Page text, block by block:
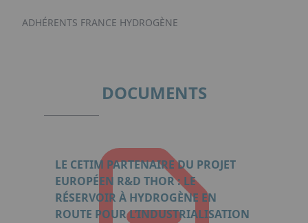
ADHÉRENTS FRANCE HYDROGÈNE
DOCUMENTS
LE CETIM PARTENAIRE DU PROJET
EUROPÉEN R&D THOR : LE
RÉSERVOIR À HYDROGÈNE EN
ROUTE POUR L’INDUSTRIALISATION